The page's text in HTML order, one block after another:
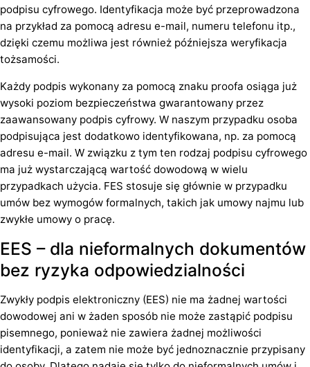
podpisu cyfrowego. Identyfikacja może być przeprowadzona
na przykład za pomocą adresu e-mail, numeru telefonu itp.,
dzięki czemu możliwa jest również późniejsza weryfikacja
tożsamości.
Każdy podpis wykonany za pomocą znaku proofa osiąga już
wysoki poziom bezpieczeństwa gwarantowany przez
zaawansowany podpis cyfrowy. W naszym przypadku osoba
podpisująca jest dodatkowo identyfikowana, np. za pomocą
adresu e-mail. W związku z tym ten rodzaj podpisu cyfrowego
ma już wystarczającą wartość dowodową w wielu
przypadkach użycia. FES stosuje się głównie w przypadku
umów bez wymogów formalnych, takich jak umowy najmu lub
zwykłe umowy o pracę.
EES – dla nieformalnych dokumentów
bez ryzyka odpowiedzialności
Zwykły podpis elektroniczny (EES) nie ma żadnej wartości
dowodowej ani w żaden sposób nie może zastąpić podpisu
pisemnego, ponieważ nie zawiera żadnej możliwości
identyfikacji, a zatem nie może być jednoznacznie przypisany